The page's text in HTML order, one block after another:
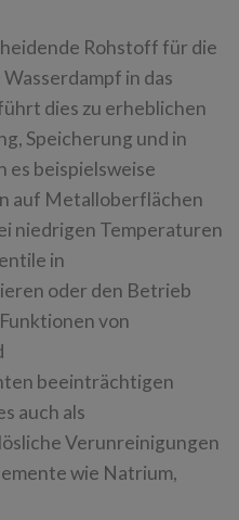
Rohstoff für die
in das
dies zu erheblichen
Speicherung und in
es beispielsweise
auf Metalloberflächen
niedrigen Temperaturen
in
oder den Betrieb
von
beeinträchtigen
auch als
Verunreinigungen
wie Natrium,